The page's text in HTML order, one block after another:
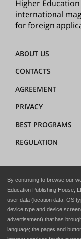
Higher
international
for foreign
ABOUT US
CONTACTS
AGREEMENT
PRIVACY
BEST PROGRAMS
REGULATION
By continuing to browse our
Education Publishing House,
user data (location data; OS
device type and device
advertisement) that has
language; the pages and